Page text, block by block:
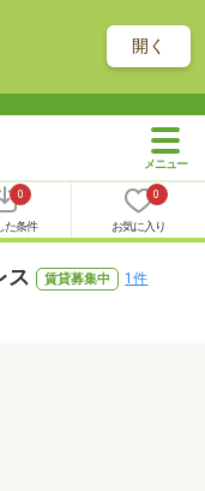
開く
0
た条件
0
お気に入り
ス 賃貸募集中 1件